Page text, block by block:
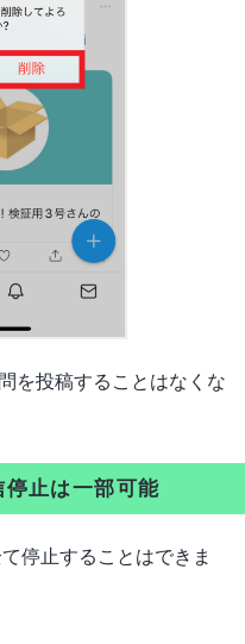
を投稿することはなくな
止は一部可能
停止することはできま